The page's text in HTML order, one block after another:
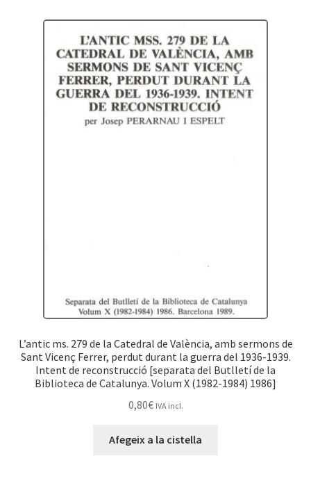
L’antic ms. 279 de la Catedral de València, amb sermons de
Sant Vicenç Ferrer, perdut durant la guerra del 1936-1939.
Intent de reconstrucció [separata del Butlletí de la
Biblioteca de Catalunya. Volum X (1982-1984) 1986]
0,80€ IVA incl.
Afegeix a la cistella